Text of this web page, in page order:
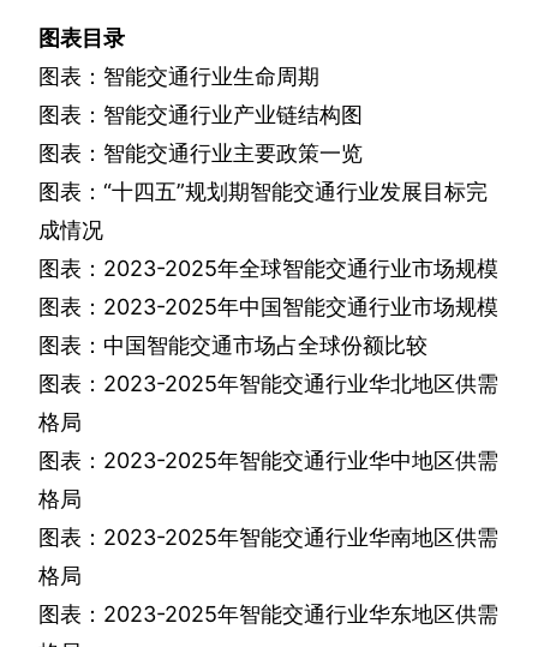
图表目录
图表：智能交通行业生命周期
图表：智能交通行业产业链结构图
图表：智能交通行业主要政策一览
图表：“十四五”规划期智能交通行业发展目标完
成情况
图表： 2023-2025年全球智能交通行业市场规模
图表： 2023-2025年中国智能交通行业市场规模
图表：中国智能交通市场占全球份额比较
图表： 2023-2025年智能交通行业华北地区供需
格局
图表： 2023-2025年智能交通行业华中地区供需
格局
图表： 2023-2025年智能交通行业华南地区供需
格局
图表： 2023-2025年智能交通行业华东地区供需